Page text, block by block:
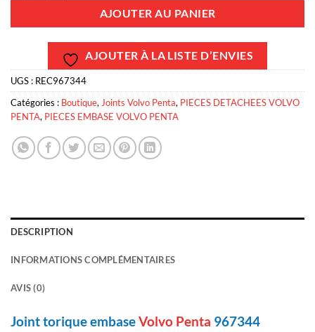
AJOUTER AU PANIER
AJOUTER À LA LISTE D’ENVIES
UGS : REC967344
Catégories : Boutique, Joints Volvo Penta, PIECES DETACHEES VOLVO
PENTA, PIECES EMBASE VOLVO PENTA
DESCRIPTION
INFORMATIONS COMPLÉMENTAIRES
AVIS (0)
Joint torique embaseVolvo Penta 967344